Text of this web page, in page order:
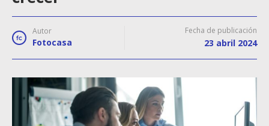
Autor
Fotocasa
Fecha de publicación
23 abril 2024